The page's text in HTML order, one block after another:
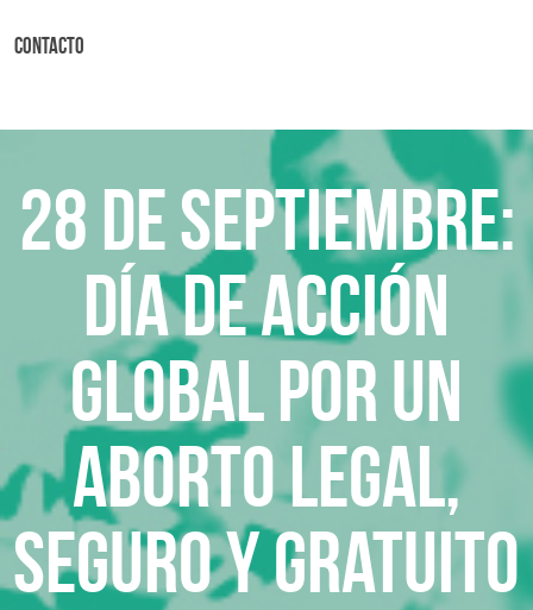
Contacto
28 de septiembre:
Día de Acción
Global por un
Aborto Legal,
Seguro y Gratuito